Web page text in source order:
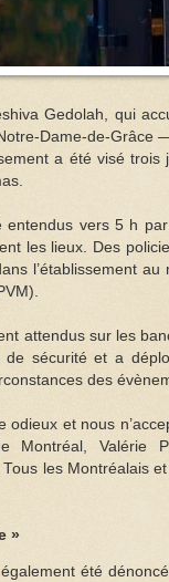
Gedolah, qui
Dame-de-Grâce
a été visé
entendus vers 5 h
les lieux. Des
l’établissement
attendus sur les
de sécurité et a
des
odieux et nous
Montréal, Valérie
Tous les Montréalais
»
également été